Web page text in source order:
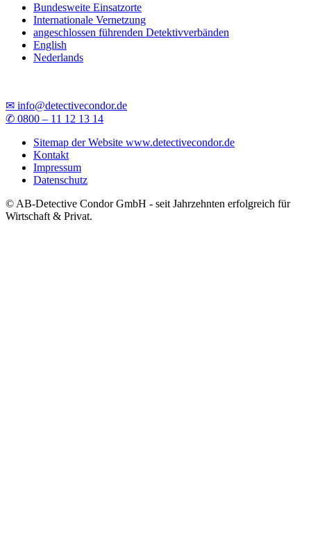
Bundesweite Einsatzorte
Internationale Vernetzung
angeschlossen führenden Detektivverbänden
English
Nederlands
✉ info@detectivecondor.de
✆ 0800 – 11 12 13 14
Sitemap der Website www.detectivecondor.de
Kontakt
Impressum
Datenschutz
© AB-Detective Condor GmbH - seit Jahrzehnten erfolgreich für
Wirtschaft & Privat.